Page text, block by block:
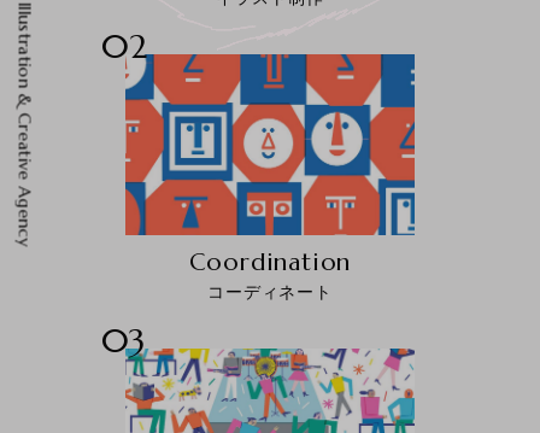
02
Coordination
コーディネート
03